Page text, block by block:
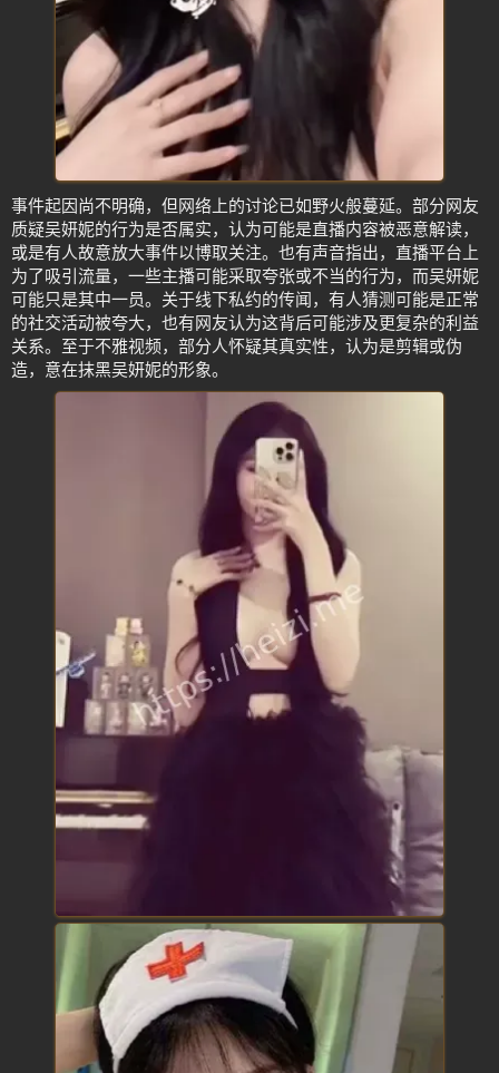
事件起因尚不明确，但网络上的讨论已如野火般蔓延。部分网友
质疑吴妍妮的行为是否属实，认为可能是直播内容被恶意解读，
或是有人故意放大事件以博取关注。也有声音指出，直播平台上
为了吸引流量，一些主播可能采取夸张或不当的行为，而吴妍妮
可能只是其中一员。关于线下私约的传闻，有人猜测可能是正常
的社交活动被夸大，也有网友认为这背后可能涉及更复杂的利益
关系。至于不雅视频，部分人怀疑其真实性，认为是剪辑或伪
造，意在抹黑吴妍妮的形象。